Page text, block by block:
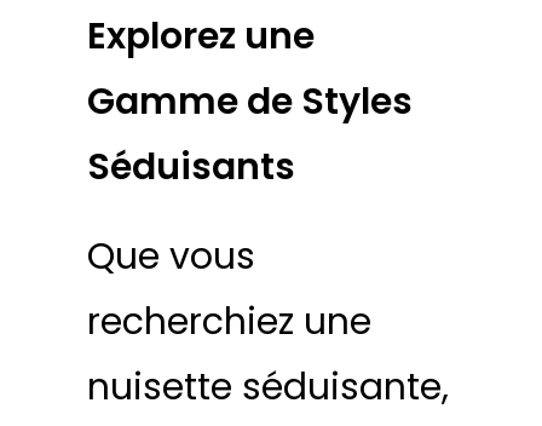
Explorez une
Gamme de Styles
Séduisants
Que vous
recherchiez une
nuisette séduisante,